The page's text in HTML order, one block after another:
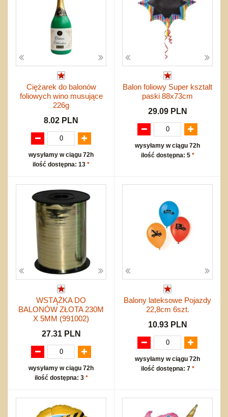
Ciężarek do balonów
foliowych wino musujące
226g
8.02 PLN
wysyłamy w ciągu 72h
ilość dostępna: 13 *
Balon foliowy Super ksztalt
paski 88x73cm
29.09 PLN
wysyłamy w ciągu 72h
ilość dostępna: 5 *
WSTĄŻKA DO
BALONÓW ZŁOTA 230M
X 5MM (991002)
27.31 PLN
wysyłamy w ciągu 72h
ilość dostępna: 3 *
Balony lateksowe Pojazdy
22,8cm 6szt.
10.93 PLN
wysyłamy w ciągu 72h
ilość dostępna: 7 *